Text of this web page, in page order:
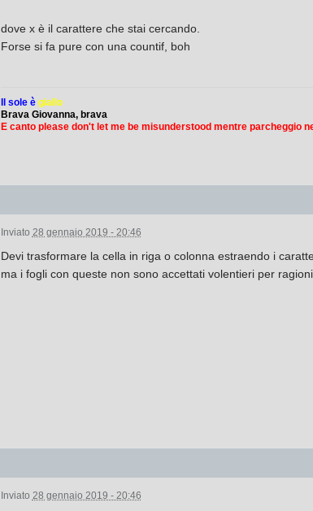
dove x è il carattere che stai cercando.
Forse si fa pure con una countif, boh
Il sole è giallo
Brava Giovanna, brava
E canto please don't let me be misunderstood mentre parcheggio
Inviato 28 gennaio 2019 - 20:46
Devi trasformare la cella in riga o colonna estraendo i
ma i fogli con queste non sono accettati volentieri per ragioni
Inviato 28 gennaio 2019 - 20:46